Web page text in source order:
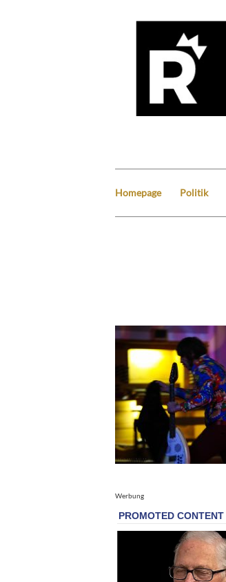
Homepage Politik
Werbung